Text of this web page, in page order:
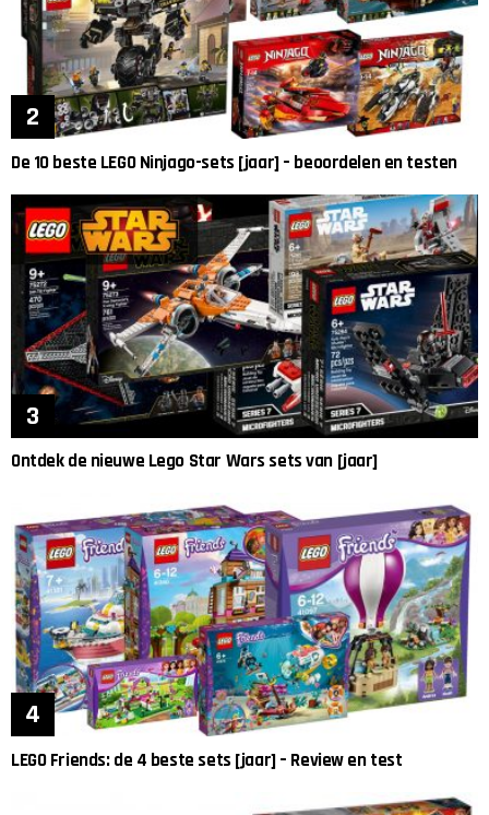
De 10 beste LEGO Ninjago-sets [jaar] – beoordelen en testen
Ontdek de nieuwe Lego Star Wars sets van [jaar]
LEGO Friends: de 4 beste sets [jaar] – Review en test